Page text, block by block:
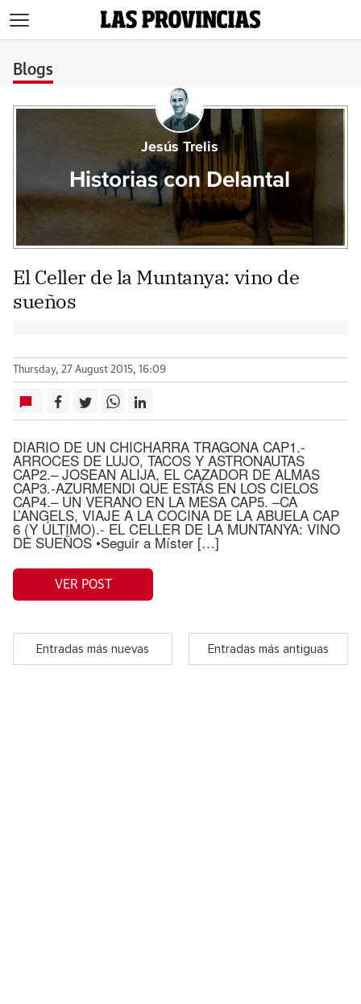
Blogs
Jesús Trelis
Historias con Delantal
El Celler de la Muntanya: vino de
sueños
Thursday, 27 August 2015, 16:09
DIARIO DE UN CHICHARRA TRAGONA CAP1.-
ARROCES DE LUJO, TACOS Y ASTRONAUTAS
CAP2.– JOSEAN ALIJA, EL CAZADOR DE ALMAS
CAP3.-AZURMENDI QUE ESTÁS EN LOS CIELOS
CAP4.– UN VERANO EN LA MESA CAP5. –CA
L’ANGELS, VIAJE A LA COCINA DE LA ABUELA CAP
6 (Y ÚLTIMO).- EL CELLER DE LA MUNTANYA: VINO
DE SUEÑOS •Seguir a Míster […]
VER POST
Entradas más nuevas Entradas más antiguas